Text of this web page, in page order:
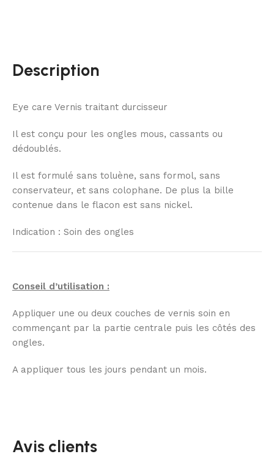
Description
Eye care Vernis traitant durcisseur
Il est conçu pour les ongles mous, cassants ou
dédoublés.
Il est formulé sans toluène, sans formol, sans
conservateur, et sans colophane. De plus la bille
contenue dans le flacon est sans nickel.
Indication : Soin des ongles
Conseil d’utilisation :
Appliquer une ou deux couches de vernis soin en
commençant par la partie centrale puis les côtés des
ongles.
A appliquer tous les jours pendant un mois.
Avis clients